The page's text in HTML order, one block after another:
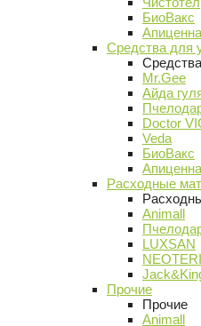
БиоВакс
Апиценна
Средства для
Mr.Gee
Айда
Doctor
Veda
БиоВакс
Апиценна
Расходные
Animall
LUXSAN
Прочие
Прочие
Animall